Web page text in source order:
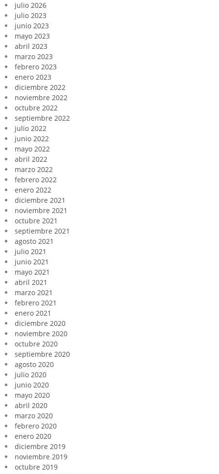
julio 2026
julio 2023
junio 2023
mayo 2023
abril 2023
marzo 2023
febrero 2023
enero 2023
diciembre 2022
noviembre 2022
octubre 2022
septiembre 2022
julio 2022
junio 2022
mayo 2022
abril 2022
marzo 2022
febrero 2022
enero 2022
diciembre 2021
noviembre 2021
octubre 2021
septiembre 2021
agosto 2021
julio 2021
junio 2021
mayo 2021
abril 2021
marzo 2021
febrero 2021
enero 2021
diciembre 2020
noviembre 2020
octubre 2020
septiembre 2020
agosto 2020
julio 2020
junio 2020
mayo 2020
abril 2020
marzo 2020
febrero 2020
enero 2020
diciembre 2019
noviembre 2019
octubre 2019